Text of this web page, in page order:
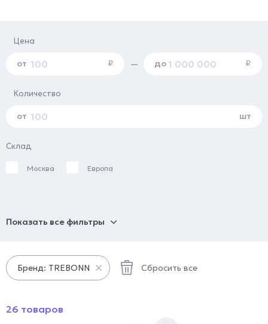
Цена
от i — до i
Количество
от шт
Склад
Москва Европа
Показать все фильтры
Бренд: TREBONN Сбросить все
26 товаров